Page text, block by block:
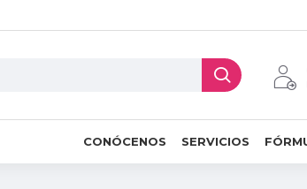
CONÓCENOS SERVICIOS